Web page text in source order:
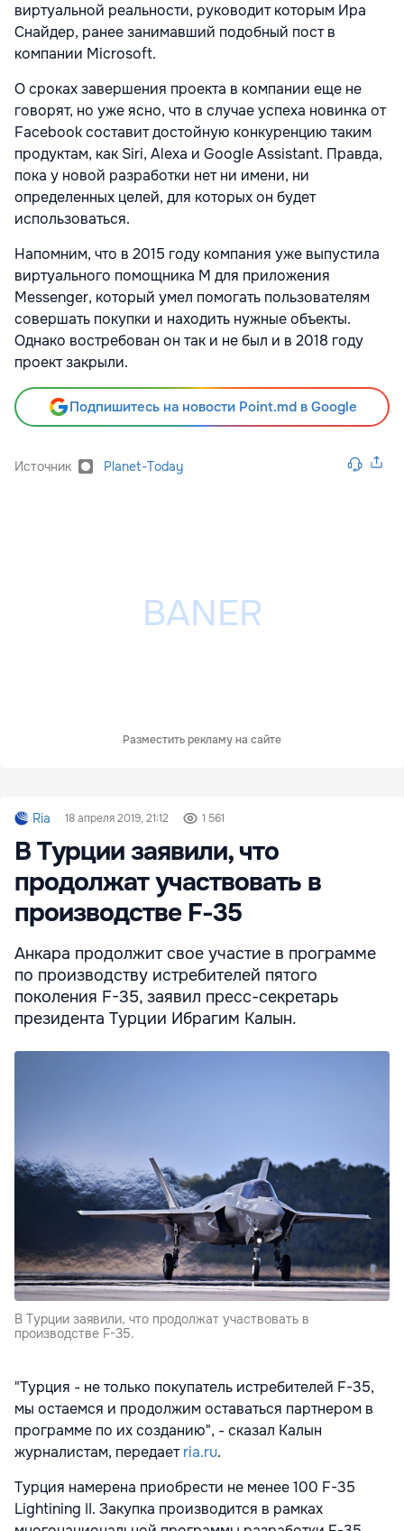
виртуальной реальности, руководит которым Ира
Снайдер, ранее занимавший подобный пост в
компании Microsoft.
О сроках завершения проекта в компании еще не
говорят, но уже ясно, что в случае успеха новинка от
Facebook составит достойную конкуренцию таким
продуктам, как Siri, Alexa и Google Assistant. Правда,
пока у новой разработки нет ни имени, ни
определенных целей, для которых он будет
использоваться.
Напомним, что в 2015 году компания уже выпустила
виртуального помощника M для приложения
Messenger, который умел помогать пользователям
совершать покупки и находить нужные объекты.
Однако востребован он так и не был и в 2018 году
проект закрыли.
Подпишитесь на новости Point.md в Google
Источник Planet-Today
Разместить рекламу на сайте
Ria 18 апреля 2019, 21:12 1 561
В Турции заявили, что
продолжат участвовать в
производстве F-35
Анкара продолжит свое участие в программе
по производству истребителей пятого
поколения F-35, заявил пресс-секретарь
президента Турции Ибрагим Калын.
В Турции заявили, что продолжат участвовать в
производстве F-35.
"Турция - не только покупатель истребителей F-35,
мы остаемся и продолжим оставаться партнером в
программе по их созданию", - сказал Калын
журналистам, передаетria.ru.
Турция намерена приобрести не менее 100 F-35
Lightining II. Закупка производится в рамках